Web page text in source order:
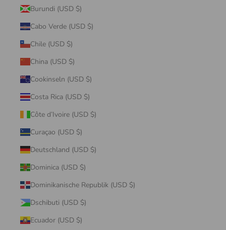
Burundi (USD $)
Cabo Verde (USD $)
Chile (USD $)
China (USD $)
Cookinseln (USD $)
Costa Rica (USD $)
Côte d’Ivoire (USD $)
Curaçao (USD $)
Deutschland (USD $)
Dominica (USD $)
Dominikanische Republik (USD $)
Dschibuti (USD $)
Ecuador (USD $)